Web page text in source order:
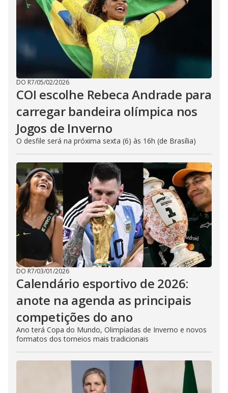
DO R7/05/02/2026
COI escolhe Rebeca Andrade para
carregar bandeira olímpica nos
Jogos de Inverno
O desfile será na próxima sexta (6) às 16h (de Brasília)
DO R7/03/01/2026
Calendário esportivo de 2026:
anote na agenda as principais
competições do ano
Ano terá Copa do Mundo, Olimpíadas de Inverno e novos
formatos dos torneios mais tradicionais